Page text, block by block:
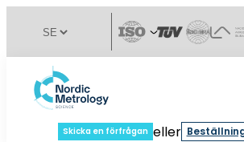
Skicka en förfrågan eller